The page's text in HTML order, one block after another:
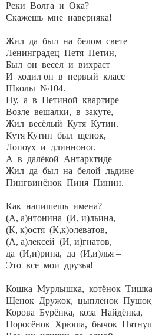
Реки Волга и Ока?
Скажешь мне наверняка!
Жил да был на белом свете
Ленинградец Петя Петин,
Был он весел и вихраст
И ходил он в первый класс
Школы №104.
Ну, а в Петиной квартире
Возле вешалки, в закуте,
Жил весёлый Кутя Кутин.
Кутя Кутин был щенок,
Лопоух и длинноног.
А в далёкой Антарктиде
Жил да был на белой льдине
Пингвинёнок Пиня
Как напишешь имена?
(А, а)нтонина (И, и)льина,
(К, к)остя (К,к)олеватов,
(А, а)лексей (И, и)гнатов,
да (И,и)рина, да (И,и)лья –
Это все мои друзья!
Кошка Мурлышка, котёнок
Щенок Дружок, цыплёнок
Корова Бурёнка, коза Найдёнка,
Поросёнок Хрюша, бычок